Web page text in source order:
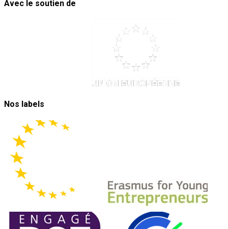
Avec le soutien de
Nos labels